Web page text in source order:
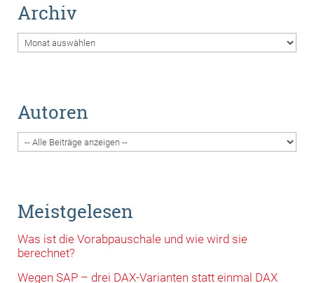
Archiv
Archiv
Autoren
Meistgelesen
Was ist die Vorabpauschale und wie wird sie
berechnet?
Wegen SAP – drei DAX-Varianten statt einmal DAX